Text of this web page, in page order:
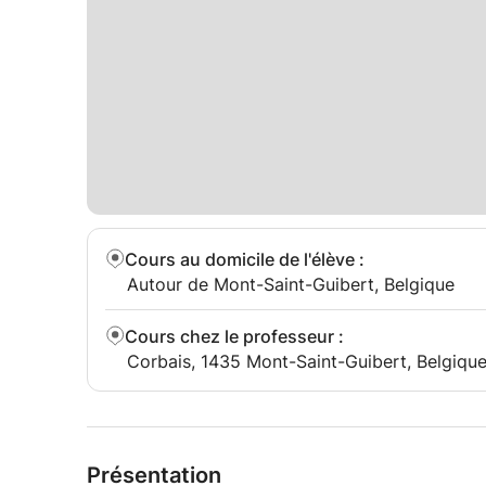
Cours au domicile de l'élève :
Autour de Mont-Saint-Guibert, Belgique
Cours chez le professeur :
Corbais, 1435 Mont-Saint-Guibert, Belgique
Présentation